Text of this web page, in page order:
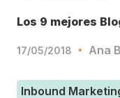
Los 9 mejores
17/05/2018 Ana
Inbound